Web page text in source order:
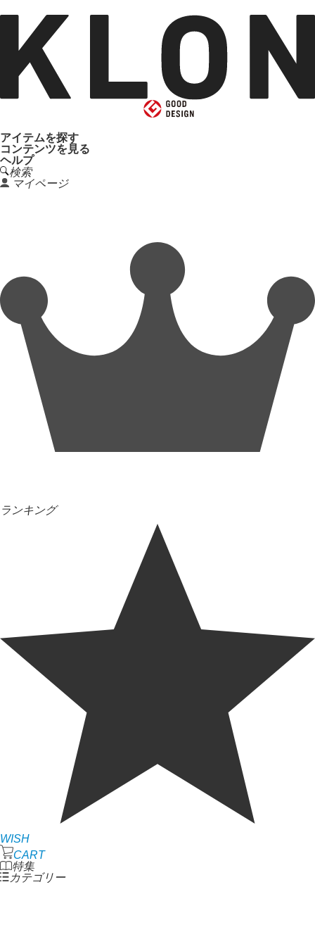
アイテムを探す
コンテンツを見る
ヘルプ
検索
マイページ
ランキング
WISH
CART
特集
カテゴリー